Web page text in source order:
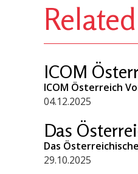
ICOM
ICOM Österreich
04.12.2025
Das
Das
29.10.2025